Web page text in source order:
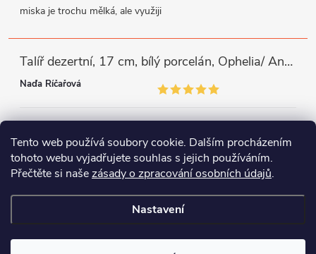
Tento web používá soubory cookie. Dalším procházením
tohoto webu vyjadřujete souhlas s jejich používáním.
Přečtěte si našezásady o zpracování osobních údajů.
Nastavení
miska je trochu mělká, ale využiji
Talíř dezertní, 17 cm, bílý porcelán, Ophelia/ Angelina, Thun Rulak Zettlitz
Naďa Říčařová
doplnit
Copyright 2026Porcelánový svět. Všechna práva vyhrazena.